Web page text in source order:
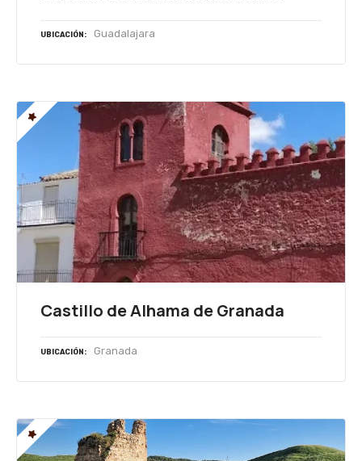
UBICACIÓN Guadalajara
Castillo de Alhama de Granada
UBICACIÓN Granada